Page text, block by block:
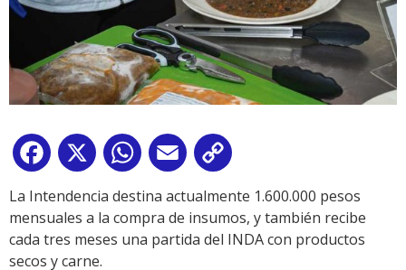
Facebook
X WhatsApp
Email
Link
La Intendencia destina actualmente 1.600.000 pesos
mensuales a la compra de insumos, y también recibe
cada tres meses una partida del INDA con productos
secos y carne.